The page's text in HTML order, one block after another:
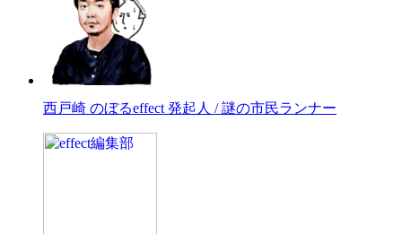
西戸崎 のぼるeffect 発起人 / 謎の市民ランナー